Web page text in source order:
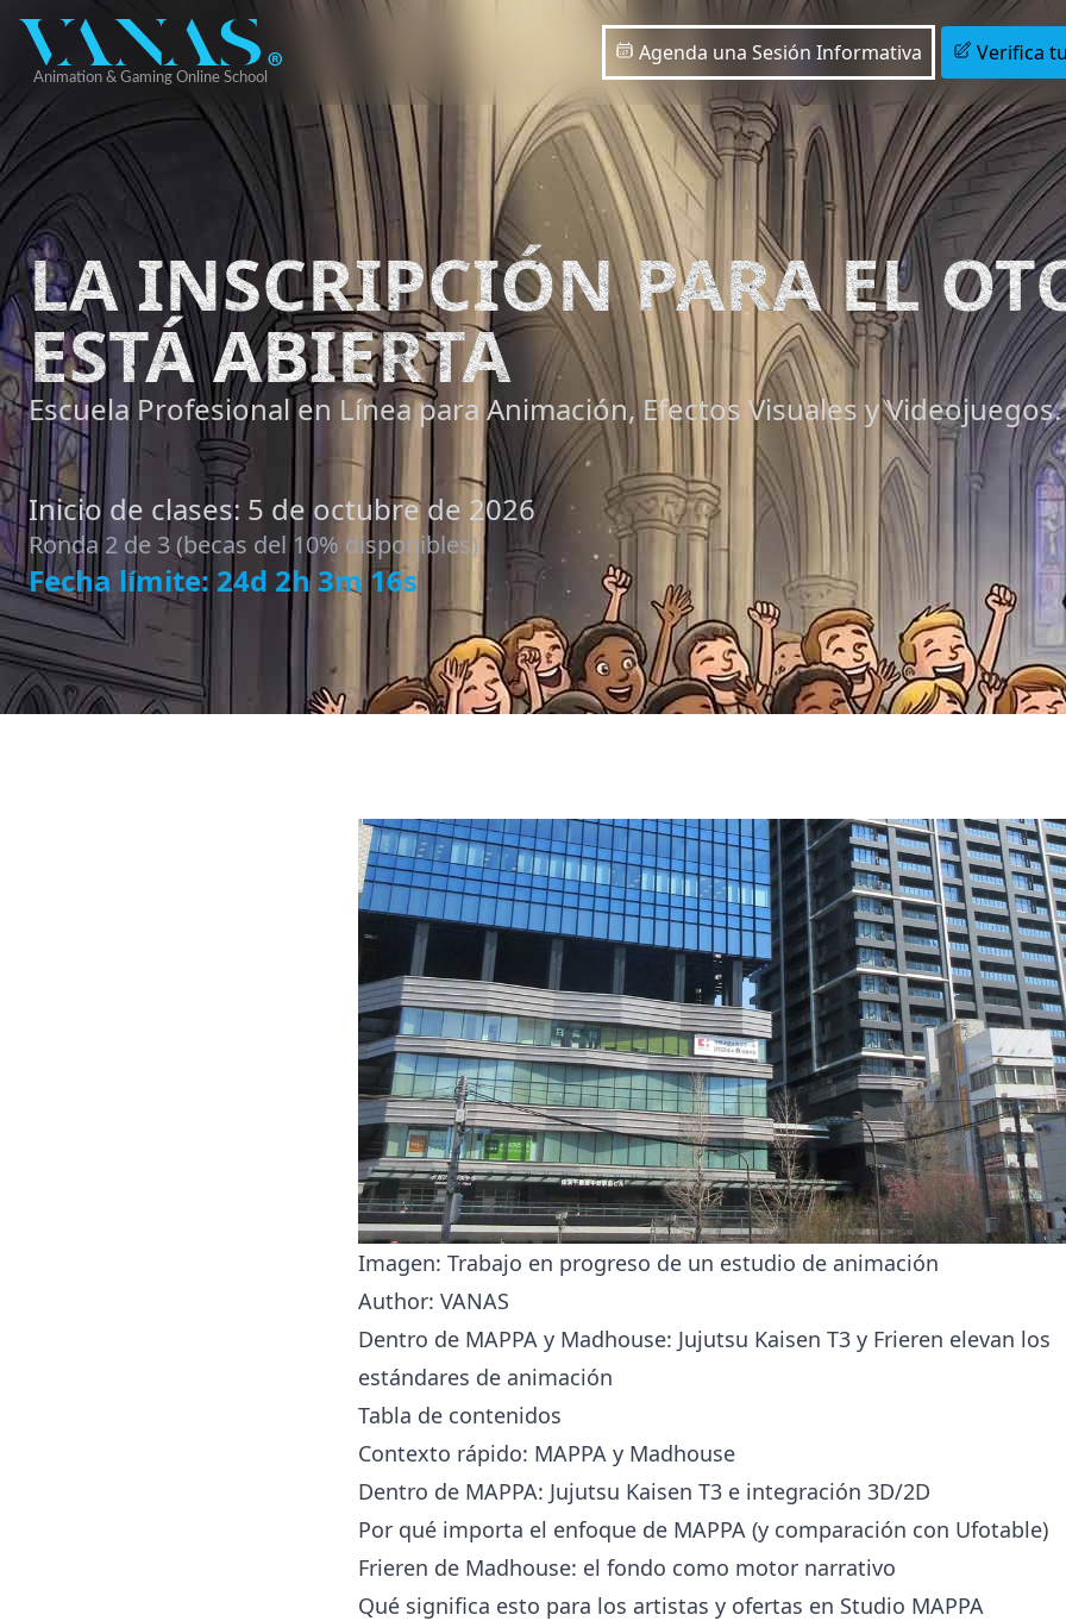
Agenda una Sesión Informativa Verifica
LA INSCRIPCIÓN PARA EL
ESTÁ ABIERTA
Escuela Profesional en Línea para Animación, Efectos Visuales y Videojuegos.
Inicio de clases: 5 de octubre de 2026
Ronda 2 de 3 (becas del 10% disponibles).
Fecha límite: 24d 2h 3m 14s
Imagen: Trabajo en progreso de un estudio de animación
Author: VANAS
Dentro de MAPPA y Madhouse: Jujutsu Kaisen T3 y Frieren elevan los
estándares de animación
Tabla de contenidos
Contexto rápido: MAPPA y Madhouse
Dentro de MAPPA: Jujutsu Kaisen T3 e integración 3D/2D
Por qué importa el enfoque de MAPPA (y comparación con Ufotable)
Frieren de Madhouse: el fondo como motor narrativo
Qué significa esto para los artistas y ofertas en Studio MAPPA